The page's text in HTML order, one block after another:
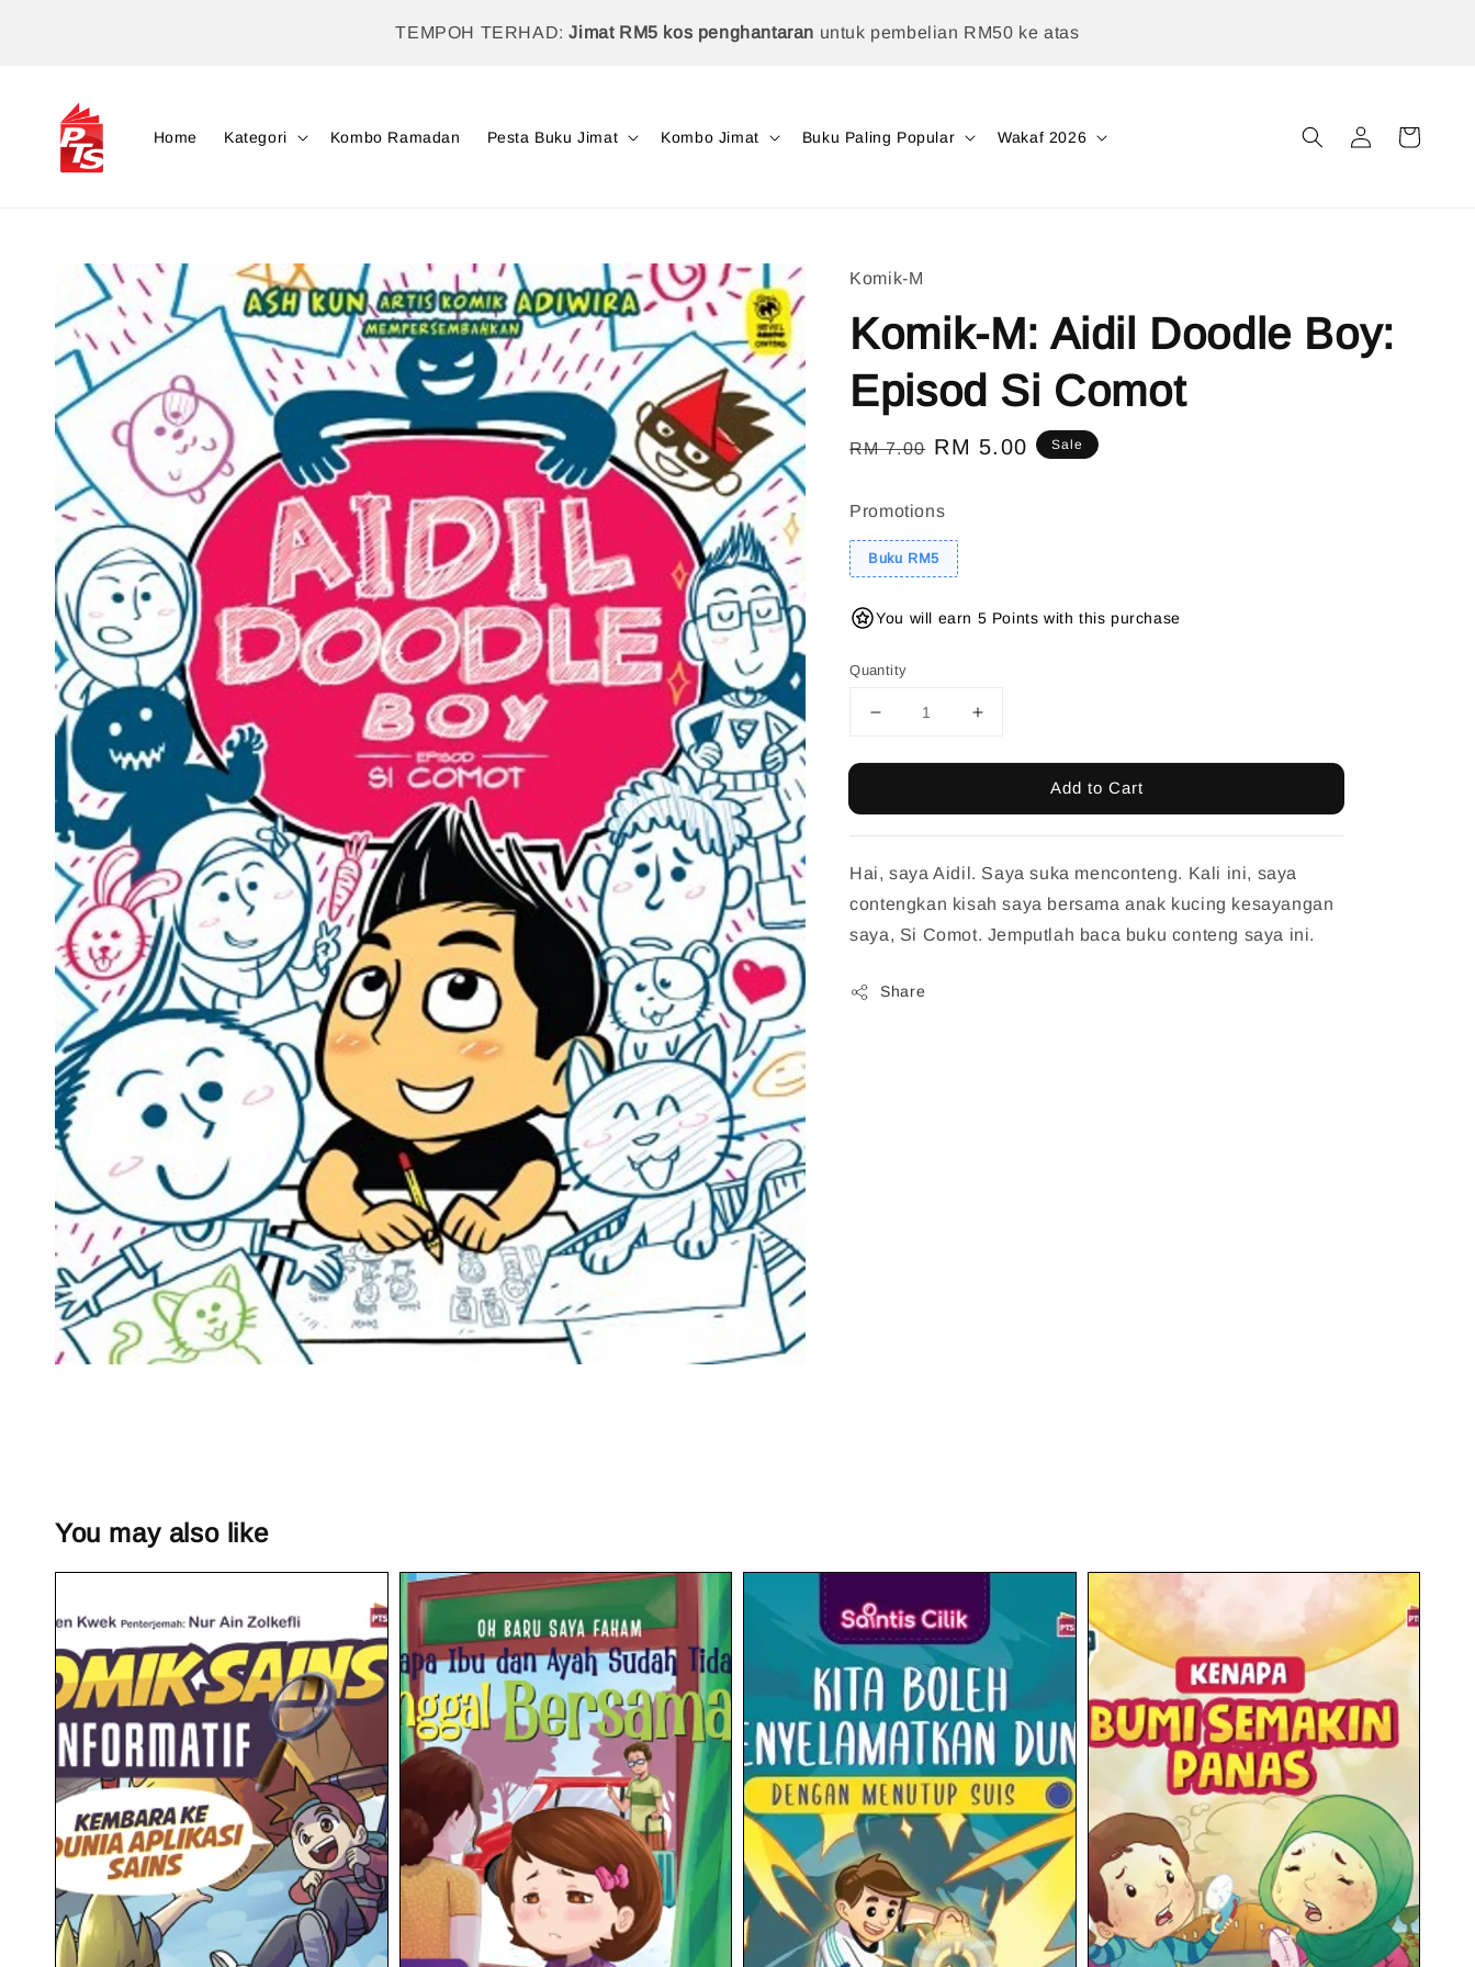
TEMPOH TERHAD:Jimat RM5 kos penghantaran untuk pembelian RM50 ke atas
Home Kategori Kombo Ramadan Pesta Buku Jimat Kombo Jimat Buku Paling Popular Wakaf 2026
Komik-M
Komik-M: Aidil Doodle Boy:
Episod Si Comot
Regular
RM 7.00 Sale
RM 5.00 Sale
Promotions
Buku RM5
You will earn 5 Points with this purchase
Quantity
Add to Cart
Hai, saya Aidil. Saya suka menconteng. Kali ini, saya
contengkan kisah saya bersama anak kucing kesayangan
saya, Si Comot. Jemputlah baca buku conteng saya ini.
Share
You may also like